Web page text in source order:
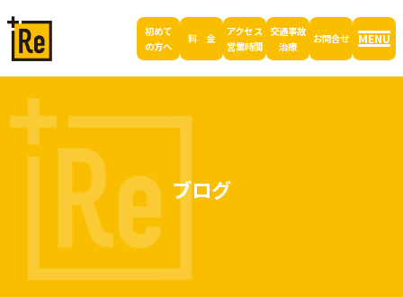
初めて
の方へ
料 金
アクセス
営業時間
交通事故
治療
お問合せ MENU
ブログ